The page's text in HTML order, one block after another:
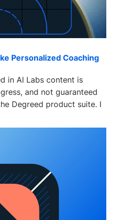
Personalized Coaching
in AI Labs content is
and not guaranteed
Degreed product suite. I